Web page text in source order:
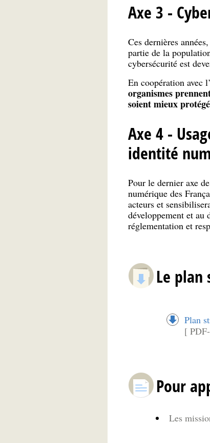
Axe 3 -
Ces dernières
partie de la
cybersécurité est
En coopération avec
organismes
soient mieux
Axe 4 -
identité
Pour le dernier axe
numérique des
acteurs et
développement et au
réglementation et
Le plan
Plan
[
Pour
Les